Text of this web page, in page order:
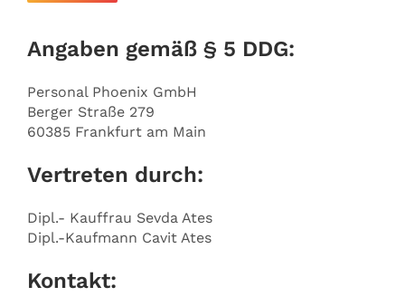
Angaben gemäß § 5 DDG:
Personal Phoenix GmbH
Berger Straße 279
60385 Frankfurt am Main
Vertreten durch:
Dipl.- Kauffrau Sevda Ates
Dipl.-Kaufmann Cavit Ates
Kontakt: